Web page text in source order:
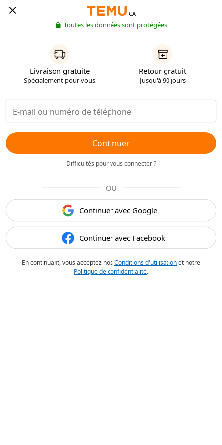
CA
Toutes les données sont protégées
Livraison gratuite
Spécialement pour vous
Retour gratuit
Jusqu'à 90 jours
Continuer
Difficultés pour vous connecter ?
OU
Continuer avec Google
Continuer avec Facebook
En continuant, vous acceptez nos Conditions d'utilisationet notre
Politique de confidentialité.